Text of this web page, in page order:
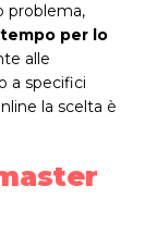
problema,
per lo
alle
a specifici
la scelta è